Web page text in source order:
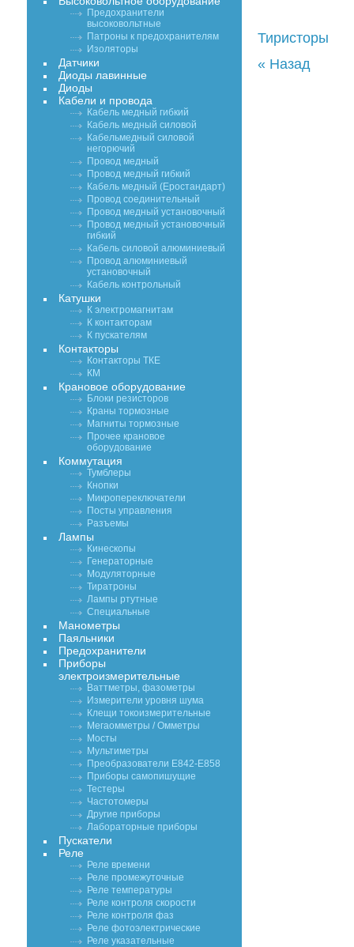
Тиристоры
« Назад
Предохранители
высоковольтные
Патроны к предохранителям
Изоляторы
Датчики
Диоды лавинные
Диоды
Кабели и провода
Кабель медный гибкий
Кабель медный силовой
Кабельмедный силовой
негорючий
Провод медный
Провод медный гибкий
Кабель медный (Еростандарт)
Провод соединительный
Провод медный установочный
Провод медный установочный
гибкий
Кабель силовой алюминиевый
Провод алюминиевый
установочный
Кабель контрольный
Катушки
К электромагнитам
К контакторам
К пускателям
Контакторы
Контакторы ТКЕ
КМ
Крановое оборудование
Блоки резисторов
Краны тормозные
Магниты тормозные
Прочее крановое
оборудование
Коммутация
Тумблеры
Кнопки
Микропереключатели
Посты управления
Разъемы
Лампы
Кинескопы
Генераторные
Модуляторные
Тиратроны
Лампы ртутные
Специальные
Манометры
Паяльники
Предохранители
Приборы
электроизмерительные
Ваттметры, фазометры
Измерители уровня шума
Клещи токоизмерительные
Мегаомметры / Омметры
Мосты
Мультиметры
Преобразователи Е842-Е858
Приборы самопишущие
Тестеры
Частотомеры
Другие приборы
Лабораторные приборы
Пускатели
Реле
Реле времени
Реле промежуточные
Реле температуры
Реле контроля скорости
Реле контроля фаз
Реле фотоэлектрические
Реле указательные